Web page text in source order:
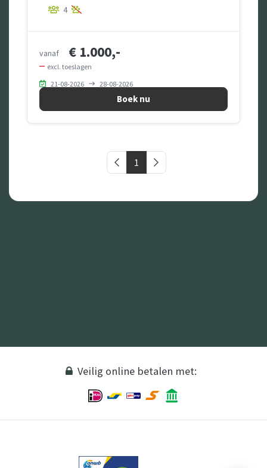
4
vanaf € 1.000,-
excl. toeslagen
21-08-2026
28-08-2026
Boek nu
Vorige pagina
1 Volgende pagina
Veilig online betalen met: